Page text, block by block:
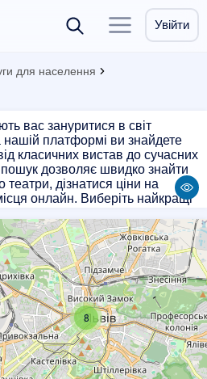
Увійти
для населення
вас зануритися в світ
платформі ви знайдете
класичних вистав до сучасних
дозволяє швидко знайти
дізнатися ціни на
онлайн. Виберіть найкращі
Львові. Відвідайте наш сайт,
театральні події міста.
8